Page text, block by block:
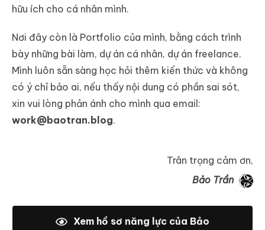
hữu ích cho cá nhân mình.
Nơi đây còn là Portfolio của mình, bằng cách trình
bày những bài làm, dự án cá nhân, dự án freelance.
Mình luôn sẵn sàng học hỏi thêm kiến thức và không
có ý chỉ bảo ai, nếu thấy nội dung có phần sai sót,
xin vui lòng phản ánh cho mình qua email:
work@baotran.blog.
Trân trọng cảm ơn,
Bảo Trần
Xem hồ sơ năng lực của Bảo